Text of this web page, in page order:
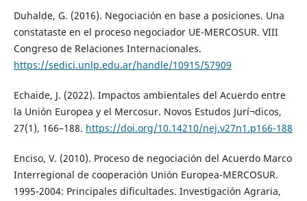
Duhalde, G. (2016). Negociación en base a posiciones. Una
constataste en el proceso negociador UE-MERCOSUR. VIII
Congreso de Relaciones Internacionales.
https://sedici.unlp.edu.ar/handle/10915/57909
Echaide, J. (2022). Impactos ambientales del Acuerdo entre
la Unión Europea y el Mercosur. Novos Estudos Jurí¬dicos,
27(1), 166–188. https://doi.org/10.14210/nej.v27n1.p166-188
Enciso, V. (2010). Proceso de negociación del Acuerdo Marco
Interregional de cooperación Unión Europea-MERCOSUR.
1995-2004: Principales dificultades. Investigación Agraria,